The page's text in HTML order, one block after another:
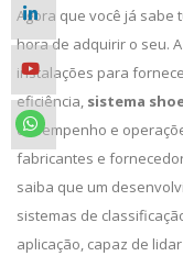
Agora que você já sabe
hora de adquirir o seu.
instalações para
eficiência, sistema
desempenho e
fabricantes e
saiba que um
sistemas de
aplicação, capaz de